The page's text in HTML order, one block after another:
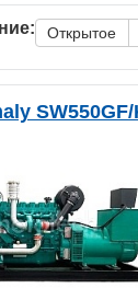
Открытое
SW550GF/